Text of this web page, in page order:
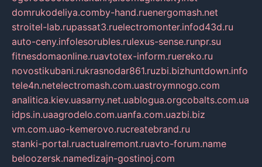
domrukodeliya.comby-hand.ruenergomash.net
stroitel-lab.rupassat3.ruelectromonter.infod43d.ru
auto-ceny.infolesorubles.rulexus-sense.runpr.su
fitnesdomaonline.ruavtotex-inform.ruereko.ru
novostikubani.rukrasnodar861.ruzbi.bizhuntdown.info
tele4n.netelectromash.com.uastroymnogo.com
analitica.kiev.uasarny.net.uablogua.orgcobalts.com.ua
idps.in.uaagrodelo.com.uanfa.com.uazbi.biz
vm.com.uao-kemerovo.rucreatebrand.ru
stanki-portal.ruactualremont.ruavto-forum.name
beloozersk.namedizajn-gostinoj.com